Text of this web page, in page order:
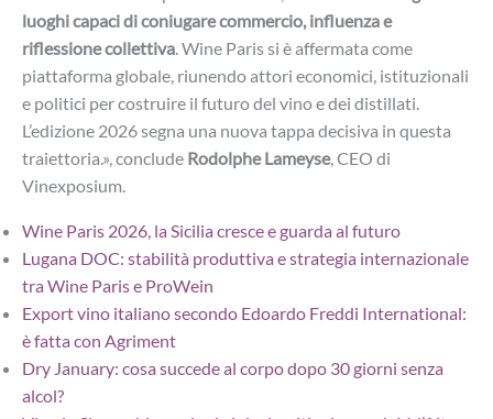
luoghi capaci di coniugare commercio, influenza e
riflessione collettiva. Wine Paris si è affermata come
piattaforma globale, riunendo attori economici, istituzionali
e politici per costruire il futuro del vino e dei distillati.
L’edizione 2026 segna una nuova tappa decisiva in questa
traiettoria.», conclude Rodolphe Lameyse, CEO di
Vinexposium.
Wine Paris 2026, la Sicilia cresce e guarda al futuro
Lugana DOC: stabilità produttiva e strategia internazionale
tra Wine Paris e ProWein
Export vino italiano secondo Edoardo Freddi International:
è fatta con Agriment
Dry January: cosa succede al corpo dopo 30 giorni senza
alcol?